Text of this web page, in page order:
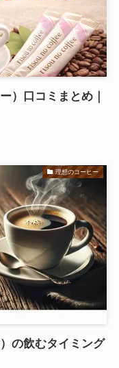
）口コミまとめ｜
理想のコーヒー
の飲むタイミング